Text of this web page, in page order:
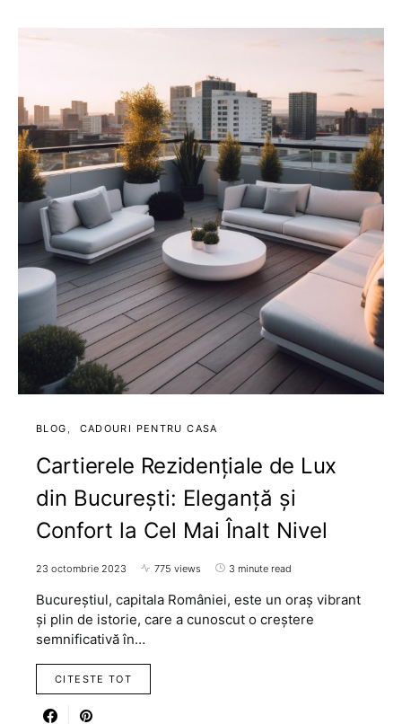
BLOG CADOURI PENTRU CASA
Cartierele Rezidențiale de Lux
din București: Eleganță și
Confort la Cel Mai Înalt Nivel
23 octombrie 2023 775 views 3 minute read
Bucureștiul, capitala României, este un oraș vibrant
și plin de istorie, care a cunoscut o creștere
semnificativă în…
CITESTE TOT